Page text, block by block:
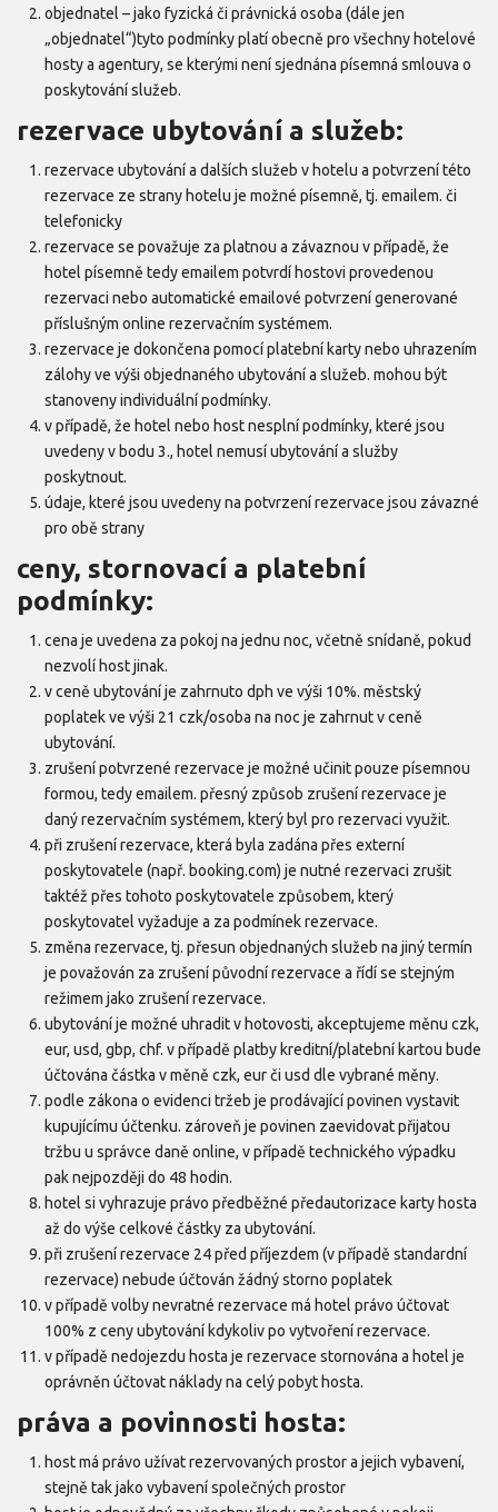
objednatel – jako fyzická či právnická osoba (dále jen
„objednatel“)tyto podmínky platí obecně pro všechny hotelové
hosty a agentury, se kterými není sjednána písemná smlouva o
poskytování služeb.
rezervace ubytování a služeb:
rezervace ubytování a dalších služeb v hotelu a potvrzení této
rezervace ze strany hotelu je možné písemně, tj. emailem. či
telefonicky
rezervace se považuje za platnou a závaznou v případě, že
hotel písemně tedy emailem potvrdí hostovi provedenou
rezervaci nebo automatické emailové potvrzení generované
příslušným online rezervačním systémem.
rezervace je dokončena pomocí platební karty nebo uhrazením
zálohy ve výši objednaného ubytování a služeb. mohou být
stanoveny individuální podmínky.
v případě, že hotel nebo host nesplní podmínky, které jsou
uvedeny v bodu 3., hotel nemusí ubytování a služby
poskytnout.
údaje, které jsou uvedeny na potvrzení rezervace jsou závazné
pro obě strany
ceny, stornovací a platební
podmínky:
cena je uvedena za pokoj na jednu noc, včetně snídaně, pokud
nezvolí host jinak.
v ceně ubytování je zahrnuto dph ve výši 10%. městský
poplatek ve výši 21 czk/osoba na noc je zahrnut v ceně
ubytování.
zrušení potvrzené rezervace je možné učinit pouze písemnou
formou, tedy emailem. přesný způsob zrušení rezervace je
daný rezervačním systémem, který byl pro rezervaci využit.
při zrušení rezervace, která byla zadána přes externí
poskytovatele (např. booking.com) je nutné rezervaci zrušit
taktéž přes tohoto poskytovatele způsobem, který
poskytovatel vyžaduje a za podmínek rezervace.
změna rezervace, tj. přesun objednaných služeb na jiný termín
je považován za zrušení původní rezervace a řídí se stejným
režimem jako zrušení rezervace.
ubytování je možné uhradit v hotovosti, akceptujeme měnu czk,
eur, usd, gbp, chf. v případě platby kreditní/platební kartou bude
účtována částka v měně czk, eur či usd dle vybrané měny.
podle zákona o evidenci tržeb je prodávající povinen vystavit
kupujícímu účtenku. zároveň je povinen zaevidovat přijatou
tržbu u správce daně online, v případě technického výpadku
pak nejpozději do 48 hodin.
hotel si vyhrazuje právo předběžné předautorizace karty hosta
až do výše celkové částky za ubytování.
při zrušení rezervace 24 před příjezdem (v případě standardní
rezervace) nebude účtován žádný storno poplatek
v případě volby nevratné rezervace má hotel právo účtovat
100% z ceny ubytování kdykoliv po vytvoření rezervace.
v případě nedojezdu hosta je rezervace stornována a hotel je
oprávněn účtovat náklady na celý pobyt hosta.
práva a povinnosti hosta:
host má právo užívat rezervovaných prostor a jejich vybavení,
stejně tak jako vybavení společných prostor